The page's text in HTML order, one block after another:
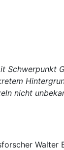
nicht